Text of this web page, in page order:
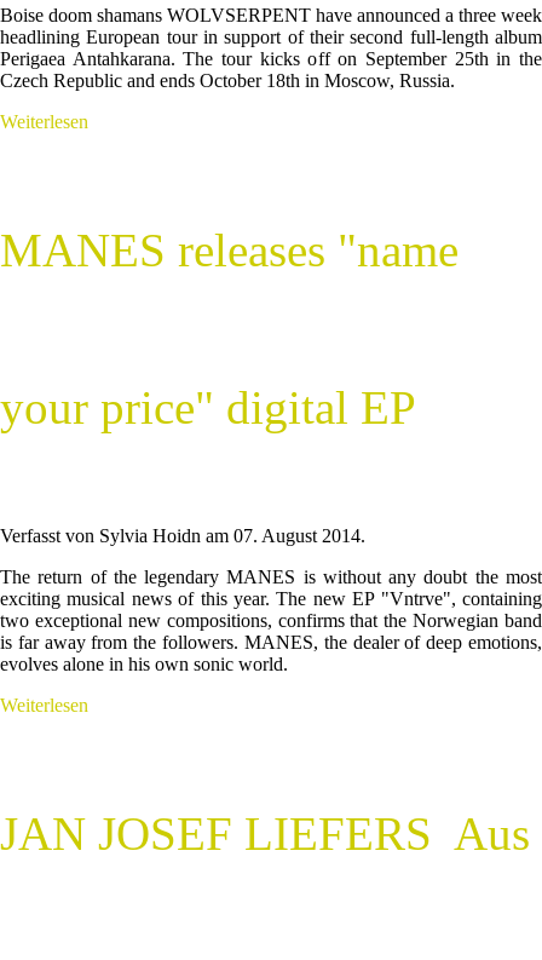
Boise doom shamans WOLVSERPENT have announced a three week
headlining European tour in support of their second full-length album
Perigaea Antahkarana. The tour kicks off on September 25th in the
Czech Republic and ends October 18th in Moscow, Russia.
Weiterlesen
MANES releases "name
your price" digital EP
Verfasst von Sylvia Hoidn am 07. August 2014.
The return of the legendary MANES is without any doubt the most
exciting musical news of this year. The new EP "Vntrve", containing
two exceptional new compositions, confirms that the Norwegian band
is far away from the followers. MANES, the dealer of deep emotions,
evolves alone in his own sonic world.
Weiterlesen
JAN JOSEF LIEFERS ­ Aus